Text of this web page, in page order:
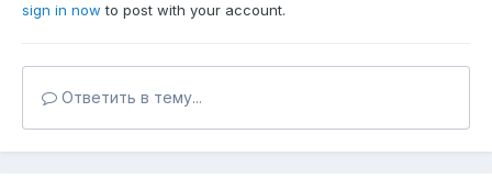
sign in now to post with your account.
Ответить в тему...